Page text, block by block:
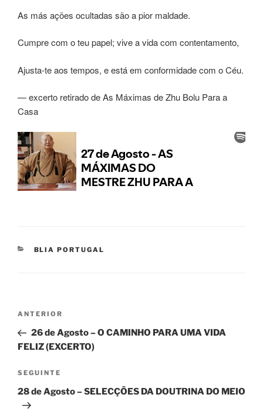
As más ações ocultadas são a pior maldade.
Cumpre com o teu papel; vive a vida com contentamento,
Ajusta-te aos tempos, e está em conformidade com o Céu.
— excerto retirado de As Máximas de Zhu Bolu Para a
Casa
BLIA PORTUGAL
ANTERIOR
26 de Agosto – O CAMINHO PARA UMA VIDA
FELIZ (EXCERTO)
SEGUINTE
28 de Agosto – SELECÇÕES DA DOUTRINA DO MEIO